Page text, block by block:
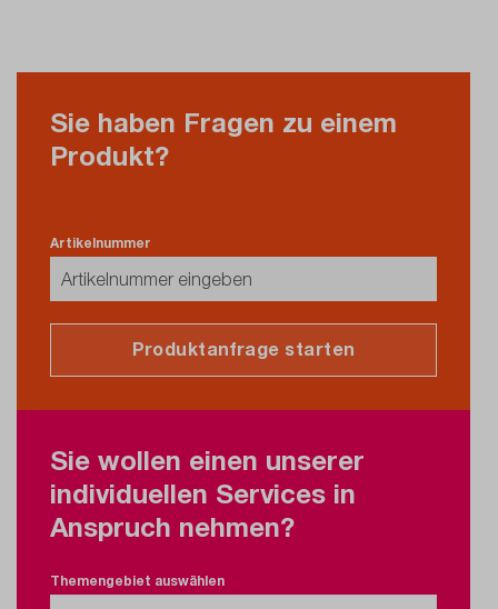
Sie haben Fragen zu einem
Produkt?
Artikelnummer
Produktanfrage starten
Sie wollen einen unserer
individuellen Services in
Anspruch nehmen?
Themengebiet auswählen